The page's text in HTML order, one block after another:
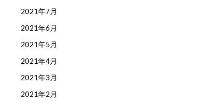
2021年7月
2021年6月
2021年5月
2021年4月
2021年3月
2021年2月